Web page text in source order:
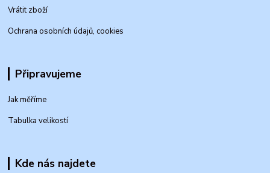
Vrátit zboží
Ochrana osobních údajů, cookies
Připravujeme
Jak měříme
Tabulka velikostí
Kde nás najdete